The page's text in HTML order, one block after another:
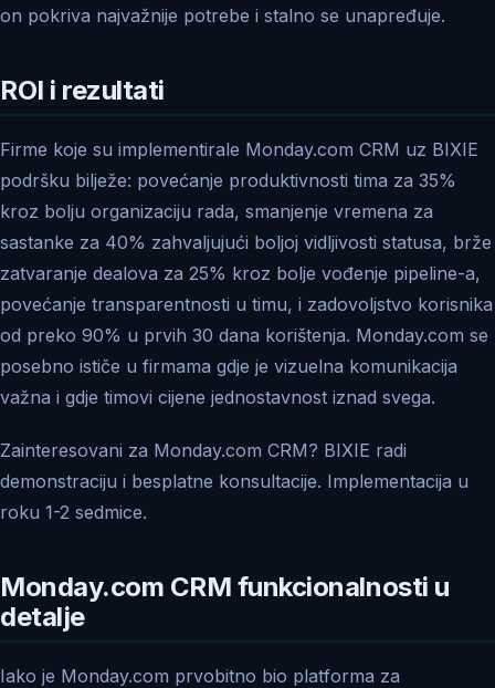
on pokriva najvažnije potrebe i stalno se unapređuje.
ROI i rezultati
Firme koje su implementirale Monday.com CRM uz BIXIE
podršku bilježe: povećanje produktivnosti tima za 35%
kroz bolju organizaciju rada, smanjenje vremena za
sastanke za 40% zahvaljujući boljoj vidljivosti statusa, brže
zatvaranje dealova za 25% kroz bolje vođenje pipeline-a,
povećanje transparentnosti u timu, i zadovoljstvo korisnika
od preko 90% u prvih 30 dana korištenja. Monday.com se
posebno ističe u firmama gdje je vizuelna komunikacija
važna i gdje timovi cijene jednostavnost iznad svega.
Zainteresovani za Monday.com CRM? BIXIE radi
demonstraciju i besplatne konsultacije. Implementacija u
roku 1-2 sedmice.
Monday.com CRM funkcionalnosti u
detalje
Iako je Monday.com prvobitno bio platforma za